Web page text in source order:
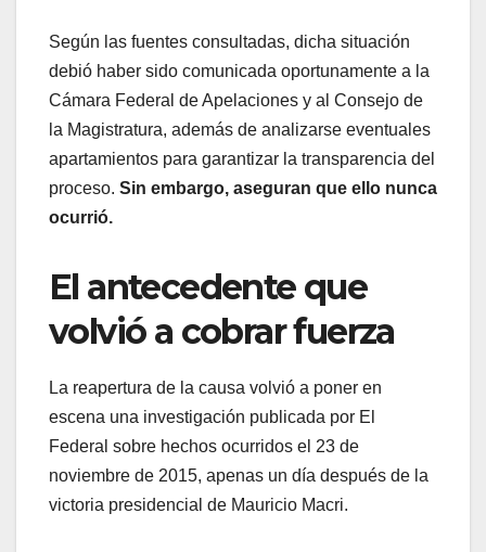
Según las fuentes consultadas, dicha situación
debió haber sido comunicada oportunamente a la
Cámara Federal de Apelaciones y al Consejo de
la Magistratura, además de analizarse eventuales
apartamientos para garantizar la transparencia del
proceso. Sin embargo, aseguran que ello nunca
ocurrió.
El antecedente que
volvió a cobrar fuerza
La reapertura de la causa volvió a poner en
escena una investigación publicada por El
Federal sobre hechos ocurridos el 23 de
noviembre de 2015, apenas un día después de la
victoria presidencial de Mauricio Macri.